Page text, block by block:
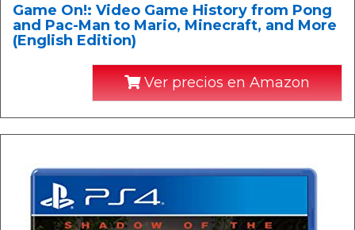
Game On!: Video Game History from Pong
and Pac-Man to Mario, Minecraft, and More
(English Edition)
Ver precios en Amazon